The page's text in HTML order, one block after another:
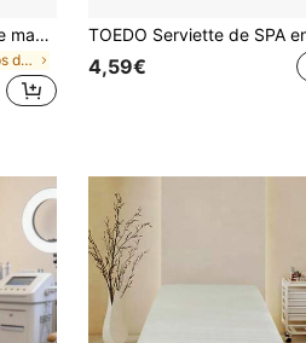
100 pièces Draps de lit de massage SMS jetables, serviettes de visage de massage ultra douces en forme de U, masques de visage de massage de luxe anti-adhésifs, convenant pour les housses de lit de massage et les appuie-têtes de chaise de massage
de Draps de table de massage et housses d'appui-tê 4,59€